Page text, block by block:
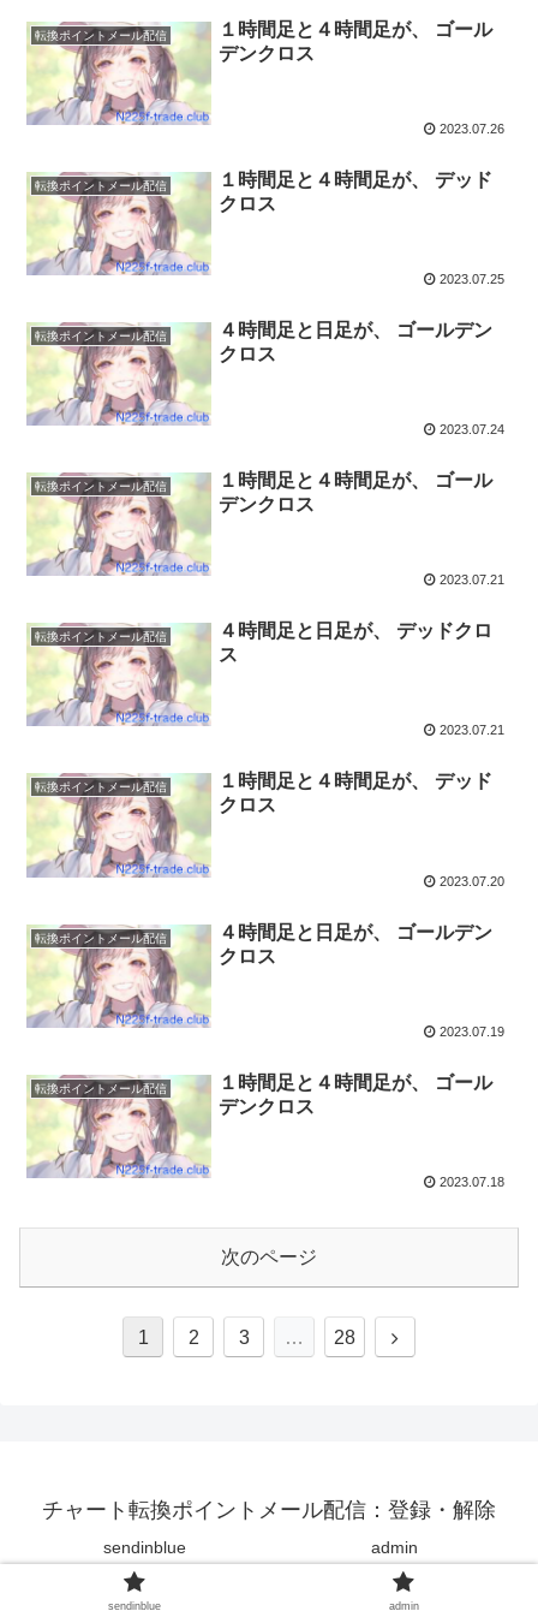
転換ポイントメール配信
１時間足と４時間足が、 ゴール
デンクロス
2023.07.26
転換ポイントメール配信
１時間足と４時間足が、 デッド
クロス
2023.07.25
転換ポイントメール配信
４時間足と日足が、 ゴールデン
クロス
2023.07.24
転換ポイントメール配信
１時間足と４時間足が、 ゴール
デンクロス
2023.07.21
転換ポイントメール配信
４時間足と日足が、 デッドクロ
ス
2023.07.21
転換ポイントメール配信
１時間足と４時間足が、 デッド
クロス
2023.07.20
転換ポイントメール配信
４時間足と日足が、 ゴールデン
クロス
2023.07.19
転換ポイントメール配信
１時間足と４時間足が、 ゴール
デンクロス
2023.07.18
次のページ
1 2 3 … 28
チャート転換ポイントメール配信：登録・解除
sendinblue admin
© 2022 チャート転換ポイントメール配信：登録・解除.
sendinblue admin